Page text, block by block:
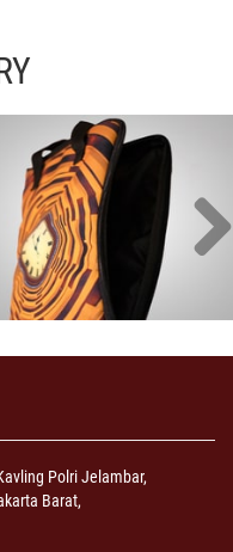
Polri Jelambar,
Barat,